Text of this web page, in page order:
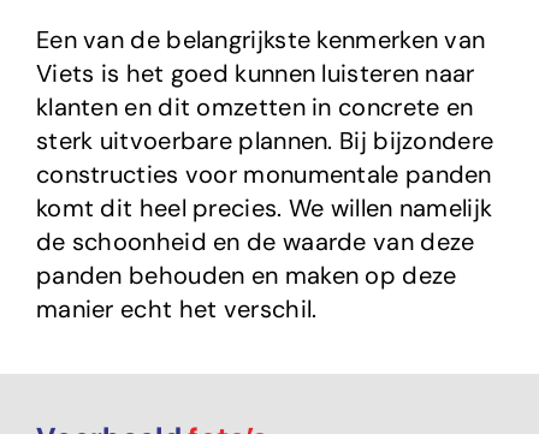
Een van de belangrijkste kenmerken van
Viets is het goed kunnen luisteren naar
klanten en dit omzetten in concrete en
sterk uitvoerbare plannen. Bij bijzondere
constructies voor monumentale panden
komt dit heel precies. We willen namelijk
de schoonheid en de waarde van deze
panden behouden en maken op deze
manier echt het verschil.